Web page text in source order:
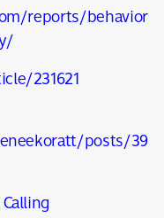
reports/behavior
231621
posts/39